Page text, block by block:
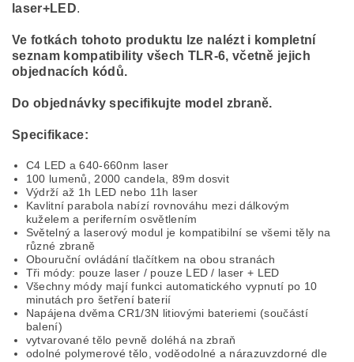
laser+LED.
Ve fotkách tohoto produktu lze nalézt i kompletní
seznam kompatibility všech TLR-6, včetně jejich
objednacích kódů.
Do objednávky specifikujte model zbraně.
Specifikace:
C4 LED a 640-660nm laser
100 lumenů, 2000 candela, 89m dosvit
Výdrží až 1h LED nebo 11h laser
Kavlitní parabola nabízí rovnováhu mezi dálkovým
kuželem a periferním osvětlením
Světelný a laserový modul je kompatibilní se všemi těly na
různé zbraně
Obouruční ovládání tlačítkem na obou stranách
Tři módy: pouze laser / pouze LED / laser + LED
Všechny módy mají funkci automatického vypnutí po 10
minutách pro šetření baterií
Napájena dvěma CR1/3N litiovými bateriemi (součástí
balení)
vytvarované tělo pevně doléhá na zbraň
odolné polymerové tělo, voděodolné a nárazuvzdorné dle